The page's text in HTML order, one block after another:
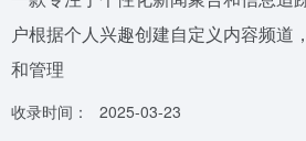
户根据个人兴趣创建自定义内容频道
和管理
收录时间：
2025-03-23